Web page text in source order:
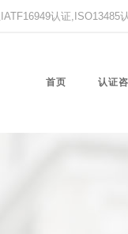
认证
首页 认证